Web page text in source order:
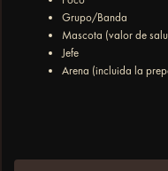
Grupo/Banda
Mascota (valor de
Jefe
Arena (incluida la